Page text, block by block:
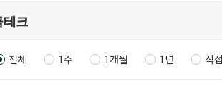
전체 1주 1개월 1년 직